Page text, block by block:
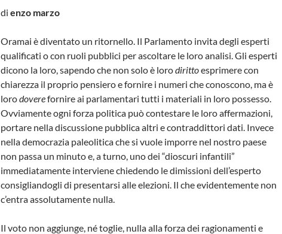
di enzo marzo
Oramai è diventato un ritornello. Il Parlamento invita degli esperti
qualificati o con ruoli pubblici per ascoltare le loro analisi. Gli esperti
dicono la loro, sapendo che non solo è lorodirittoesprimere con
chiarezza il proprio pensiero e fornire i numeri che conoscono, ma è
lorodoverefornire ai parlamentari tutti i materiali in loro possesso.
Ovviamente ogni forza politica può contestare le loro affermazioni,
portare nella discussione pubblica altri e contraddittori dati. Invece
nella democrazia paleolitica che si vuole imporre nel nostro paese
non passa un minuto e, a turno, uno dei “dioscuri infantili”
immediatamente interviene chiedendo le dimissioni dell’esperto
consigliandogli di presentarsi alle elezioni. Il che evidentemente non
c’entra assolutamente nulla.
Il voto non aggiunge, né toglie, nulla alla forza dei ragionamenti e